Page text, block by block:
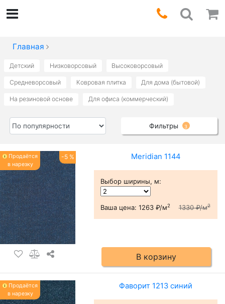
Главная
Детский Низковорсовый Высоковорсовый
Средневорсовый Ковровая плитка Для дома (бытовой)
На резиновой основе Для офиса (коммерческий)
Фильтры 3
-5 %
Продаётся
в нарезку
Meridian 1144
Выбор ширины, м:
Ваша цена: 1263 ₽/м2 1330 ₽/м2
В корзину
Продаётся
в нарезку
Фаворит 1213 синий